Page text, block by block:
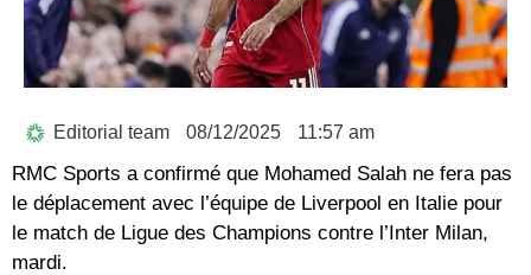
Editorial team 08/12/2025 11:57 am
RMC Sports a confirmé que Mohamed Salah ne fera pas
le déplacement avec l’équipe de Liverpool en Italie pour
le match de Ligue des Champions contre l’Inter Milan,
mardi.